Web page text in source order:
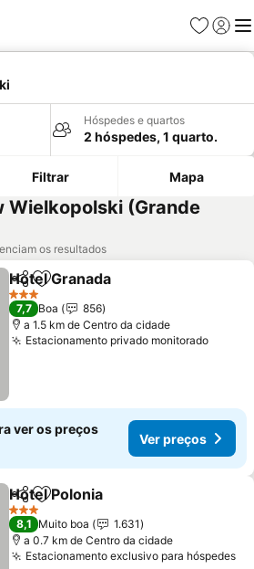
Favoritos
Iniciar
Hóspedes e quartos
2 hóspedes, 1 quarto.
Filtrar Mapa
Wielkopolski (Grande
os resultados
PartilharAdicionar aos favoritos
Hotel Granada
3 Estrelas
7,7 Boa
856
a 1.5 km de Centro da cidade
Estacionamento privado monitoradoVer
ver os preços
Ver preços
PartilharAdicionar aos favoritos
Hotel Polonia
3 Estrelas
8,1 Muito boa
1.631
a 0.7 km de Centro da cidade
Estacionamento exclusivo para hóspedes